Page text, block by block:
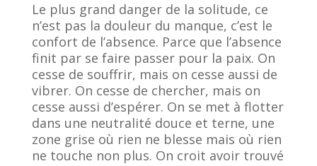
Le plus grand danger de la solitude, ce
n’est pas la douleur du manque, c’est le
confort de l’absence. Parce que l’absence
finit par se faire passer pour la paix. On
cesse de souffrir, mais on cesse aussi de
vibrer. On cesse de chercher, mais on
cesse aussi d’espérer. On se met à flotter
dans une neutralité douce et terne, une
zone grise où rien ne blesse mais où rien
ne touche non plus. On croit avoir trouvé